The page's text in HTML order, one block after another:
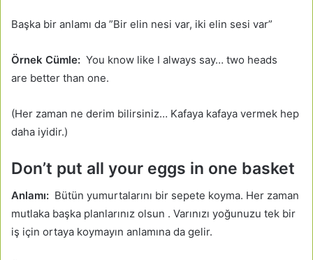
Başka bir anlamı da ”Bir elin nesi var, iki elin sesi var”
Örnek Cümle: You know like I always say… two heads
are better than one.
(Her zaman ne derim bilirsiniz… Kafaya kafaya vermek hep
daha iyidir.)
Don’t put all your eggs in one basket
Anlamı: Bütün yumurtalarını bir sepete koyma. Her zaman
mutlaka başka planlarınız olsun . Varınızı yoğunuzu tek bir
iş için ortaya koymayın anlamına da gelir.